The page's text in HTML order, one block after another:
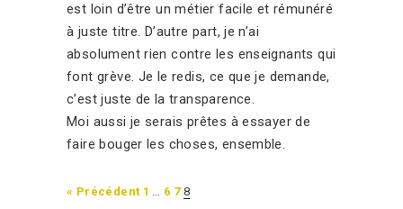
est loin d’être un métier facile et rémunéré
à juste titre. D’autre part, je n’ai
absolument rien contre les enseignants qui
font grève. Je le redis, ce que je demande,
c’est juste de la transparence.
Moi aussi je serais prêtes à essayer de
faire bouger les choses, ensemble.
« Précédent 1 … 6 7 8